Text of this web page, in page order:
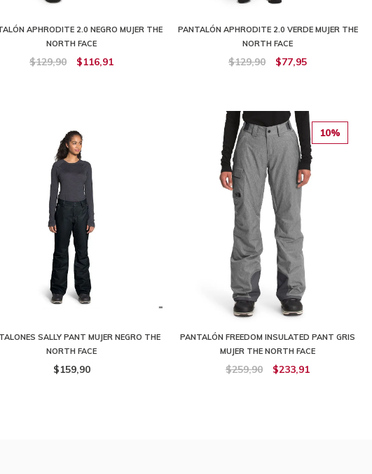
APHRODITE 2.0 NEGRO MUJER THE
NORTH FACE
$129,90 $116,91
PANTALÓN APHRODITE 2.0 VERDE MUJER THE
NORTH FACE
$129,90 $77,95
SALLY PANT MUJER NEGRO THE
NORTH FACE
$159,90
10%
PANTALÓN FREEDOM INSULATED PANT GRIS
MUJER THE NORTH FACE
$259,90 $233,91